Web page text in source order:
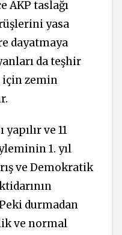
AKP taslağı
yasa
dayatmaya
da teşhir
için zemin
ve 11
1. yıl
ve Demokratik
durmadan
ve normal